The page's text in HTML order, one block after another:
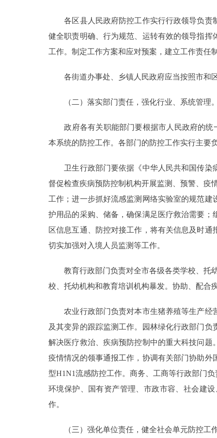
多语种
ITALIANO
各区县人民政府防控工作实行行政领导负责
健全职责明确、行为规范、运转有效的领导指
工作。制定工作方案和应对预案，建立工作责
各街道办事处、乡镇人民政府应当按照市和
（二）落实部门责任，强化行业、系统管理
政府各有关职能部门要根据市人民政府的统一
本系统的防控工作。各部门的防控工作实行主要
卫生行政部门要依据《中华人民共和国传染
督促检查疾病预防控制机构开展监测、预警、疫
工作；进一步抓好流感监测网络实验室的规范
护用品的采购、储备，确保满足医疗救治需要
区信息互通、防控对接工作，将有关信息及时
切实加强对入境人员监测等工作。
教育行政部门负责对全市各级各类学校、托幼
校、托幼机构和教育培训机构暴发。协助、配
农业行政部门负责对本市生猪养殖等生产经
及其变异的跟踪监测工作。园林绿化行政部门
解决医疗救治、疾病预防控制中的重大科技问
疫情情况的领事通报工作，协调有关部门协助
型H1N1流感防控工作。商务、工商等行政部门
环境保护、国有资产管理、市政市容、社会建
作。
（三）强化单位责任，健全社会单元防控工